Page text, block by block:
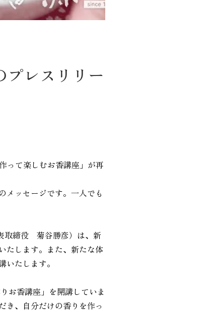
レスリリー
って楽しむお香講座」が再
メッセージです。一人でも
取締役 菊谷勝彦）は、新
たします。また、新たな体
たします。
お香講座」を開講していま
き、自分だけの香りを作っ